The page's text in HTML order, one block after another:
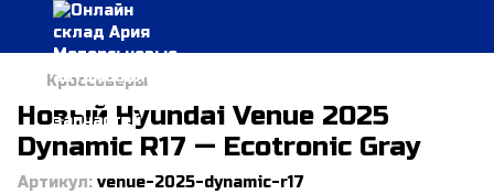
Кроссоверы
Новый Hyundai Venue 2025
Dynamic R17 — Ecotronic Gray
Артикул: venue-2025-dynamic-r17